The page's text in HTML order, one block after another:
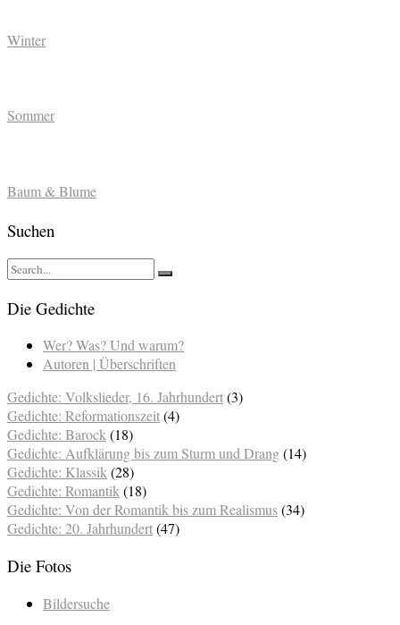
Winter
Sommer
Baum & Blume
Suchen
Die Gedichte
Wer? Was? Und warum?
Autoren | Überschriften
Gedichte: Volkslieder, 16. Jahrhundert(3)
Gedichte: Reformationszeit(4)
Gedichte: Barock(18)
Gedichte: Aufklärung bis zum Sturm und Drang(14)
Gedichte: Klassik(28)
Gedichte: Romantik(18)
Gedichte: Von der Romantik bis zum Realismus(34)
Gedichte: 20. Jahrhundert(47)
Die Fotos
Bildersuche